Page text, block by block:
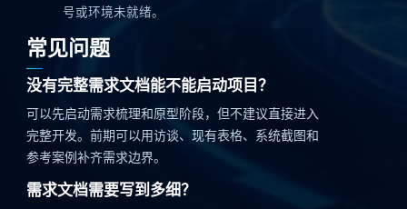
号或环境未就绪。
常见问题
没有完整需求文档能不能启动项目？
可以先启动需求梳理和原型阶段，但不建议直接进入
完整开发。前期可以用访谈、现有表格、系统截图和
参考案例补齐需求边界。
需求文档需要写到多细？